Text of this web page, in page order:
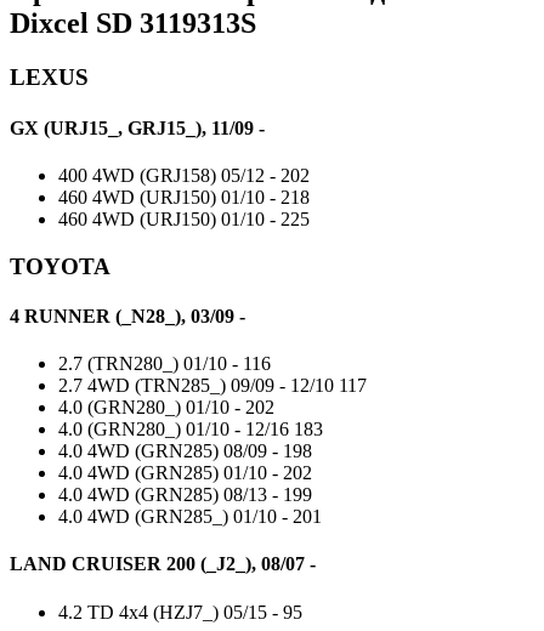
Dixcel SD 3119313S
LEXUS
GX (URJ15_, GRJ15_), 11/09 -
400 4WD (GRJ158) 05/12 - 202
460 4WD (URJ150) 01/10 - 218
460 4WD (URJ150) 01/10 - 225
TOYOTA
4 RUNNER (_N28_), 03/09 -
2.7 (TRN280_) 01/10 - 116
2.7 4WD (TRN285_) 09/09 - 12/10 117
4.0 (GRN280_) 01/10 - 202
4.0 (GRN280_) 01/10 - 12/16 183
4.0 4WD (GRN285) 08/09 - 198
4.0 4WD (GRN285) 01/10 - 202
4.0 4WD (GRN285) 08/13 - 199
4.0 4WD (GRN285_) 01/10 - 201
LAND CRUISER 200 (_J2_), 08/07 -
4.2 TD 4x4 (HZJ7_) 05/15 - 95